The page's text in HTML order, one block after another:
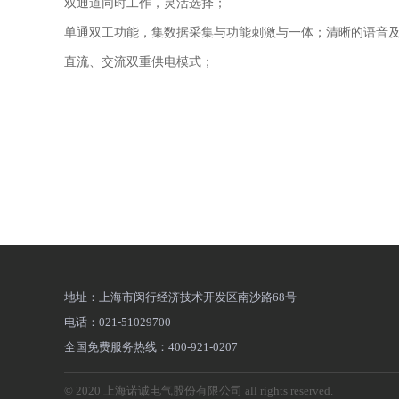
双通道同时工作，灵活选择；
单通双工功能，集数据采集与功能刺激与一体；清晰的语音
直流、交流双重供电模式；
地址：上海市闵行经济技术开发区南沙路68号
电话：021-51029700
全国免费服务热线：400-921-0207
© 2020 上海诺诚电气股份有限公司 all rights reserved.